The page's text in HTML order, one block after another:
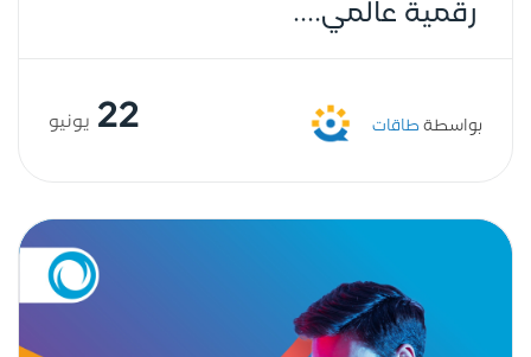
رقمية عالمي....
بواسطة طاقات 22 يونيو